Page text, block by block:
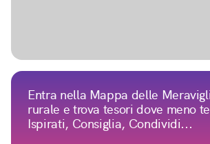
Entra nella Mappa delle
rurale e trova tesori dove meno
Ispirati, Consiglia, Condividi...